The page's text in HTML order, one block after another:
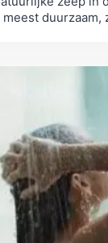
duurzaam,